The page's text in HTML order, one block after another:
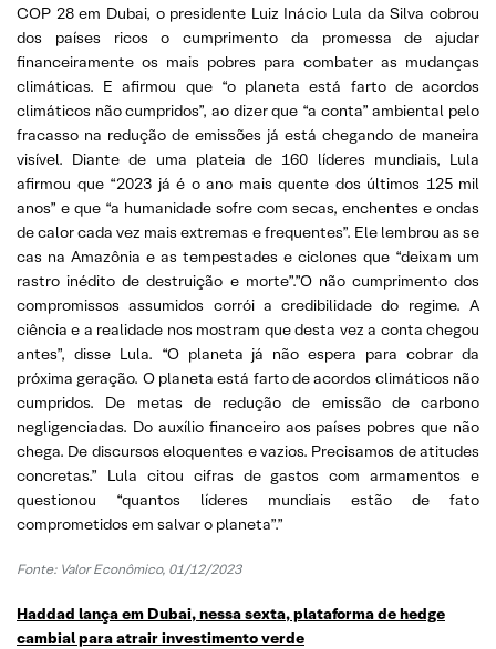
COP 28 em Dubai, o presidente Luiz Inácio Lula da Silva cobrou
dos países ricos o cumprimento da promessa de ajudar
financeiramente os mais pobres para combater as mudanças
climáticas. E afirmou que “o planeta está farto de acordos
climáticos não cumpridos”, ao dizer que “a conta” ambiental pelo
fracasso na redução de emissões já está chegando de maneira
visível. Diante de uma plateia de 160 líderes mundiais, Lula
afirmou que “2023 já é o ano mais quente dos últimos 125 mil
anos” e que “a humanidade sofre com secas, enchentes e ondas
de calor cada vez mais extremas e frequentes”. Ele lembrou as se
cas na Amazônia e as tempestades e ciclones que “deixam um
rastro inédito de destruição e morte”.”O não cumprimento dos
compromissos assumidos corrói a credibilidade do regime. A
ciência e a realidade nos mostram que desta vez a conta chegou
antes”, disse Lula. “O planeta já não espera para cobrar da
próxima geração. O planeta está farto de acordos climáticos não
cumpridos. De metas de redução de emissão de carbono
negligenciadas. Do auxílio financeiro aos países pobres que não
chega. De discursos eloquentes e vazios. Precisamos de atitudes
concretas.” Lula citou cifras de gastos com armamentos e
questionou “quantos líderes mundiais estão de fato
comprometidos em salvar o planeta”.”
Fonte: Valor Econômico, 01/12/2023
Haddad lança em Dubai, nessa sexta, plataforma de hedge
cambial para atrair investimento verde